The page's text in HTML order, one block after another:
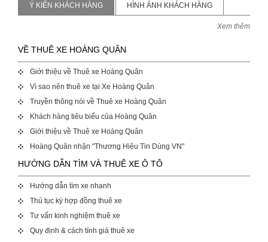
Ý KIẾN KHÁCH HÀNG HÌNH ẢNH KHÁCH HÀNG
Xem thêm
VỀ THUÊ XE HOÀNG QUÂN
Giới thiệu về Thuê xe Hoàng Quân
Vì sao nên thuê xe tại Xe Hoàng Quân
Truyền thông nói về Thuê xe Hoàng Quân
Khách hàng tiêu biểu của Hoàng Quân
Giới thiệu về Thuê xe Hoàng Quân
Hoàng Quân nhận "Thương Hiệu Tin Dùng VN"
HƯỚNG DẪN TÌM VÀ THUÊ XE Ô TÔ
Hướng dẫn tìm xe nhanh
Thủ tục ký hợp đồng thuê xe
Tư vấn kinh nghiệm thuê xe
Quy định & cách tính giá thuê xe